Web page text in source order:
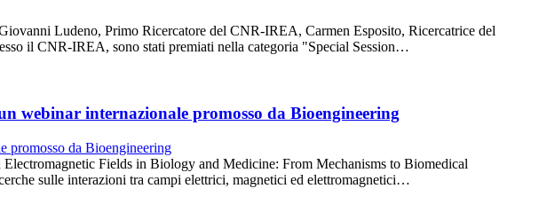
Ludeno, Primo Ricercatore del CNR-IREA, Carmen Esposito, Ricercatrice del
il CNR-IREA, sono stati premiati nella categoria "Special Session…
webinar internazionale promosso da Bioengineering
Fields in Biology and Medicine: From Mechanisms to Biomedical
sulle interazioni tra campi elettrici, magnetici ed elettromagnetici…